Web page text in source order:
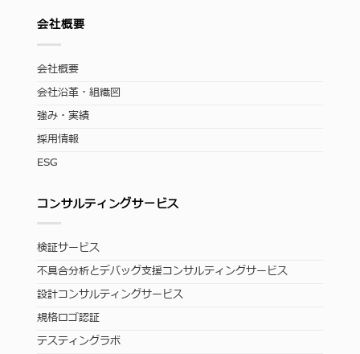
会社概要
会社概要
会社沿革・組織図
強み・実績
採用情報
ESG
コンサルティングサービス
検証サービス
不具合分析とデバッグ支援コンサルティングサービス
設計コンサルティングサービス
規格ロゴ認証
テスティングラボ